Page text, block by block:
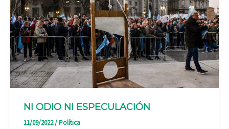
NI ODIO NI ESPECULACIÓN
11/09/2022/Política